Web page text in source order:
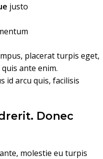
justo
placerat turpis eget,
ante enim.
id arcu quis, facilisis
Donec
molestie eu turpis